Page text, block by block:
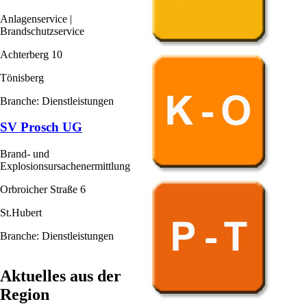
Anlagenservice |
Brandschutzservice
Achterberg 10
Tönisberg
Branche: Dienstleistungen
SV Prosch UG
Brand- und
Explosionsursachenermittlung
Orbroicher Straße 6
St.Hubert
Branche: Dienstleistungen
Aktuelles aus der
Region